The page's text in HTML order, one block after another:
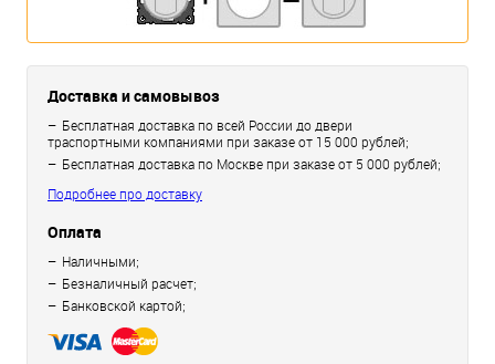
Доставка и самовывоз
Бесплатная доставка по всей России до двери
траспортными компаниями при заказе от 15 000 рублей;
Бесплатная доставка по Москве при заказе от 5 000 рублей;
Подробнее про доставку
Оплата
Наличными;
Безналичный расчет;
Банковской картой;